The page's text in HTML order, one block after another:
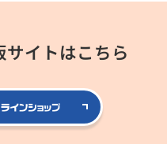
イトはこちら
公式コロ